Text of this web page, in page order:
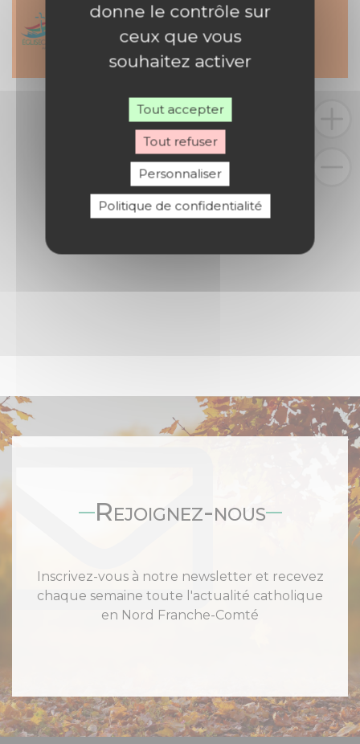
Rejoignez-nous
Inscrivez-vous à notre newsletter et recevez
chaque semaine toute l'actualité catholique
en Nord Franche-Comté
donne le contrôle sur
ceux que vous
souhaitez activer
Tout accepter
Tout refuser
Personnaliser
Politique de confidentialité